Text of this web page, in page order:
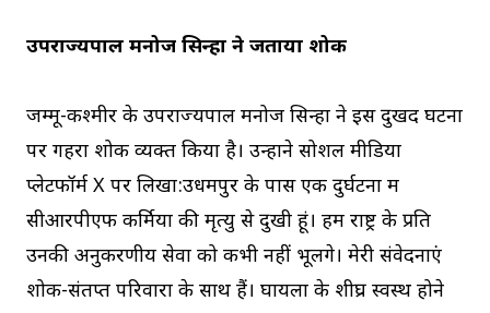
उपराज्यपाल मनोज सिन्हा ने जताया शोक
जम्मू-कश्मीर के उपराज्यपाल मनोज सिन्हा ने इस दुखद घटना
पर गहरा शोक व्यक्त किया है। उन्होंने सोशल मीडिया
प्लेटफॉर्म X पर लिखा:उधमपुर के पास एक दुर्घटना में
सीआरपीएफ कर्मियों की मृत्यु से दुखी हूं। हम राष्ट्र के प्रति
उनकी अनुकरणीय सेवा को कभी नहीं भूलेंगे। मेरी संवेदनाएं
शोक-संतप्त परिवारों के साथ हैं। घायलों के शीघ्र स्वस्थ होने